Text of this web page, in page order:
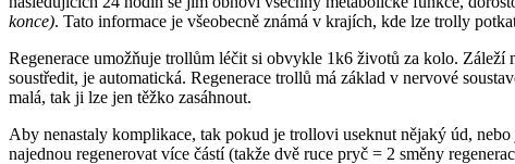
konce). Tato informace je všeobecně známá v krajích, kde lze trolly
Regenerace umožňuje trollům léčit si obvykle 1k6 životů za kolo.
soustředit, je automatická. Regenerace trollů má základ v nervové
malá, tak ji lze jen těžko zasáhnout.
Aby nenastaly komplikace, tak pokud je trollovi useknut nějaký úd, nebo
najednou regenerovat více částí (takže dvě ruce pryč = 2 směny